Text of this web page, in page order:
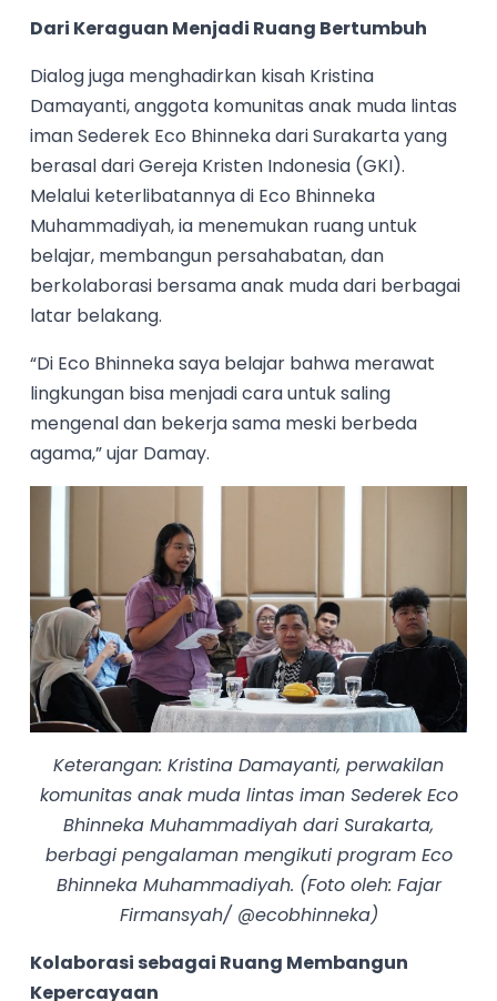
Dari Keraguan Menjadi Ruang Bertumbuh
Dialog juga menghadirkan kisah Kristina
Damayanti, anggota komunitas anak muda lintas
iman Sederek Eco Bhinneka dari Surakarta yang
berasal dari Gereja Kristen Indonesia (GKI).
Melalui keterlibatannya di Eco Bhinneka
Muhammadiyah, ia menemukan ruang untuk
belajar, membangun persahabatan, dan
berkolaborasi bersama anak muda dari berbagai
latar belakang.
“Di Eco Bhinneka saya belajar bahwa merawat
lingkungan bisa menjadi cara untuk saling
mengenal dan bekerja sama meski berbeda
agama,” ujar Damay.
Keterangan: Kristina Damayanti, perwakilan
komunitas anak muda lintas iman Sederek Eco
Bhinneka Muhammadiyah dari Surakarta,
berbagi pengalaman mengikuti program Eco
Bhinneka Muhammadiyah. (Foto oleh: Fajar
Firmansyah/ @ecobhinneka)
Kolaborasi sebagai Ruang Membangun
Kepercayaan